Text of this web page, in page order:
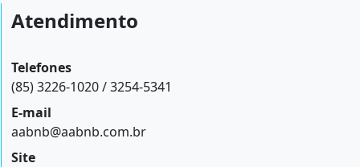
Atendimento
Telefones
(85) 3226-1020 / 3254-5341
E-mail
aabnb@aabnb.com.br
Site